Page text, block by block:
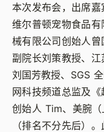
本次发布会，出席嘉
维尔普顿宠物食品
械有限公司创始人
副院长刘策教授、
刘国芳教授、SGS
网科技频道总监及
创始人 Tim、美腕
（排名不分先后）